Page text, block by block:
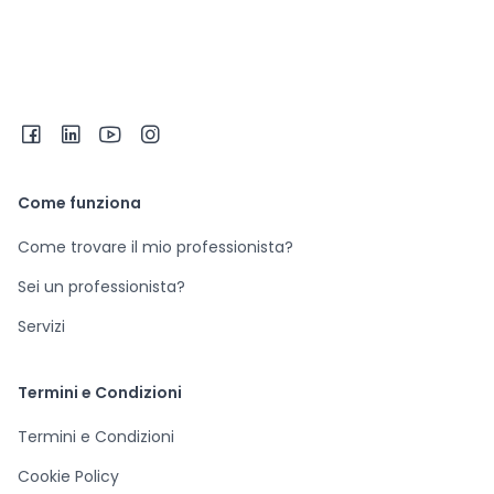
Come funziona
Come trovare il mio professionista?
Sei un professionista?
Servizi
Termini e Condizioni
Termini e Condizioni
Cookie Policy